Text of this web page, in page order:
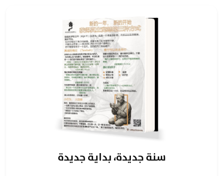
سنة جديدة، بداية جديدة